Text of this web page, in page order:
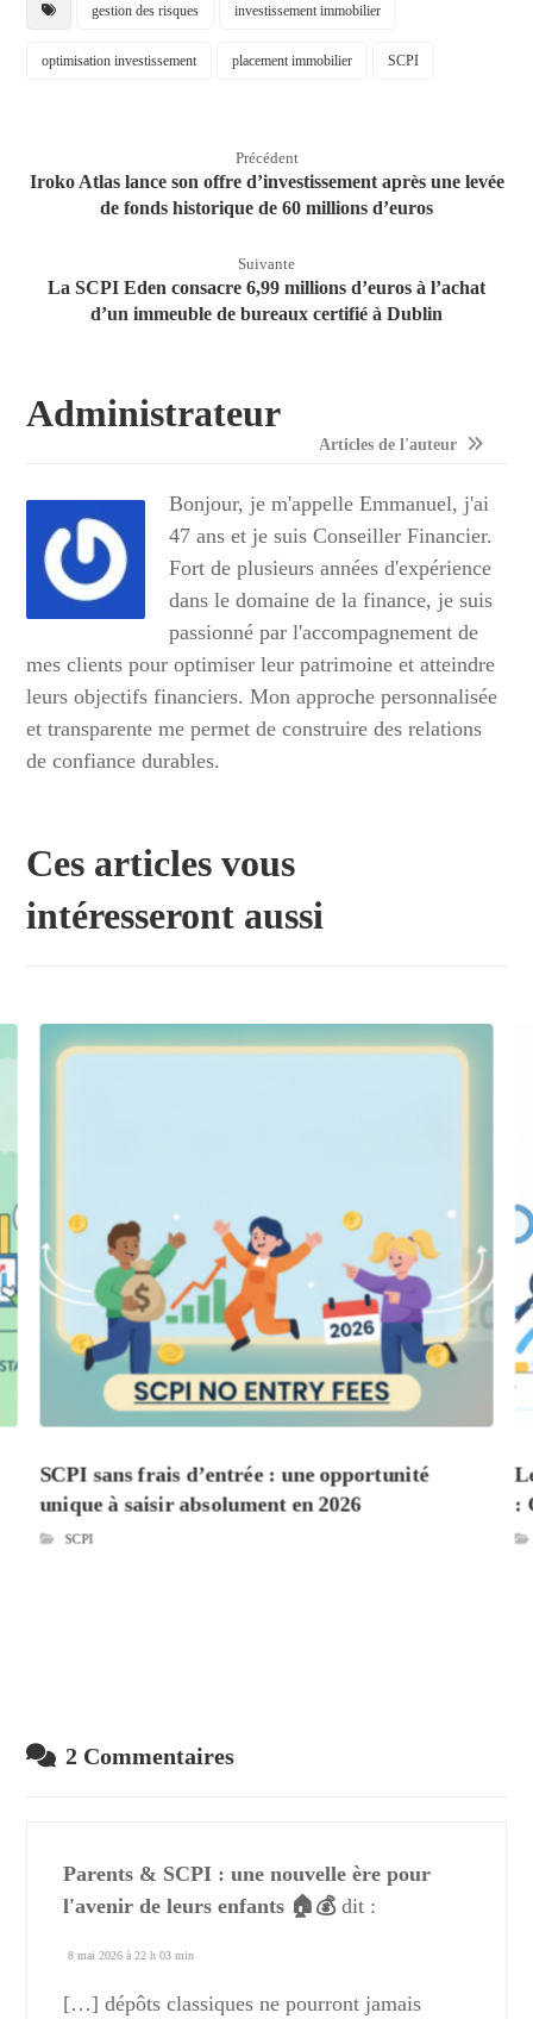
gestion des risques investissement immobilier
optimisation investissement placement immobilier SCPI
Précédent
Iroko Atlas lance son offre d’investissement après une levée
de fonds historique de 60 millions d’euros
Suivante
La SCPI Eden consacre 6,99 millions d’euros à l’achat
d’un immeuble de bureaux certifié à Dublin
Administrateur
Articles de l'auteur
Bonjour, je m'appelle Emmanuel, j'ai
47 ans et je suis Conseiller Financier.
Fort de plusieurs années d'expérience
dans le domaine de la finance, je suis
passionné par l'accompagnement de
mes clients pour optimiser leur patrimoine et atteindre
leurs objectifs financiers. Mon approche personnalisée
et transparente me permet de construire des relations
de confiance durables.
Ces articles vous
intéresseront aussi
SCPI sans frais d’entrée : une opportunité
unique à saisir absolument en 2026
SCPI
:
2 Commentaires
Parents & SCPI : une nouvelle ère pour
l'avenir de leurs enfants 🏠💰 dit :
8 mai 2026 à 22 h 03 min
[…] dépôts classiques ne pourront jamais